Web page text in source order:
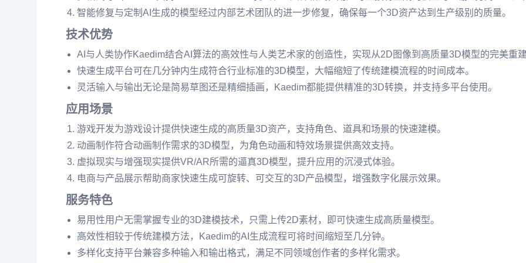
智能修复与定制AI生成的模型经过内部艺术团队的进一步修复，确保每一个3D资产达到生产级别的质量。
技术优势
AI与人类协作Kaedim结合AI算法的高效性与人类艺术家的创造性，实现从2D图像到高质量3D模型的完美重
快速生成平台可在几分钟内生成符合行业标准的3D模型，大幅缩短了传统建模流程的时间成本。
灵活输入与输出无论是简易草图还是精细插画，Kaedim都能提供精准的3D转换，并支持多平台使用。
应用场景
游戏开发为游戏设计提供快速生成的高质量3D资产，支持角色、道具和场景的快速建模。
动画制作符合动画制作需求的3D模型，为角色动画和特效场景提供高效支持。
虚拟现实与增强现实提供VR/AR所需的逼真3D模型，提升应用的沉浸式体验。
电商与产品展示帮助商家快速生成可旋转、可交互的3D产品模型，增强数字化展示效果。
服务特色
易用性用户无需掌握专业的3D建模技术，只需上传2D素材，即可快速生成高质量模型。
高效性相较于传统建模方法，Kaedim的AI生成流程可将时间缩短至几分钟。
多样化支持平台兼容多种输入和输出格式，满足不同领域创作者的多样化需求。